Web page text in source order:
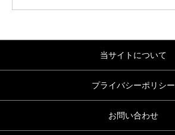
当サイトについて
プライバシーポリシー
お問い合わせ